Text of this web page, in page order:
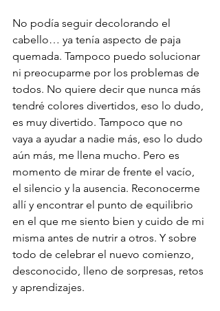
No podía seguir decolorando el
cabello… ya tenía aspecto de paja
quemada. Tampoco puedo solucionar
ni preocuparme por los problemas de
todos. No quiere decir que nunca más
tendré colores divertidos, eso lo dudo,
es muy divertido. Tampoco que no
vaya a ayudar a nadie más, eso lo dudo
aún más, me llena mucho. Pero es
momento de mirar de frente el vacío,
el silencio y la ausencia. Reconocerme
allí y encontrar el punto de equilibrio
en el que me siento bien y cuido de mi
misma antes de nutrir a otros. Y sobre
todo de celebrar el nuevo comienzo,
desconocido, lleno de sorpresas, retos
y aprendizajes.